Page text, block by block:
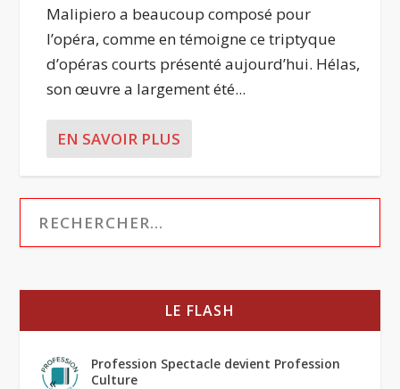
Malipiero a beaucoup composé pour
l’opéra, comme en témoigne ce triptyque
d’opéras courts présenté aujourd’hui. Hélas,
son œuvre a largement été...
EN SAVOIR PLUS
LE FLASH
Profession Spectacle devient Profession
Culture